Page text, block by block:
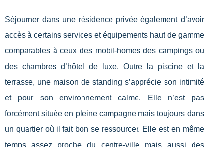
Séjourner dans une résidence privée également d’avoir
accès à certains services et équipements haut de gamme
comparables à ceux des mobil-homes des campings ou
des chambres d’hôtel de luxe. Outre la piscine et la
terrasse, une maison de standing s’apprécie son intimité
et pour son environnement calme. Elle n’est pas
forcément située en pleine campagne mais toujours dans
un quartier où il fait bon se ressourcer. Elle est en même
temps assez proche du centre-ville mais aussi des